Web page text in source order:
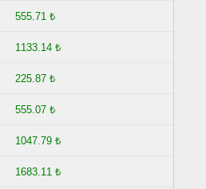
555.71 ₺
1133.14 ₺
225.87 ₺
555.07 ₺
1047.79 ₺
1683.11 ₺